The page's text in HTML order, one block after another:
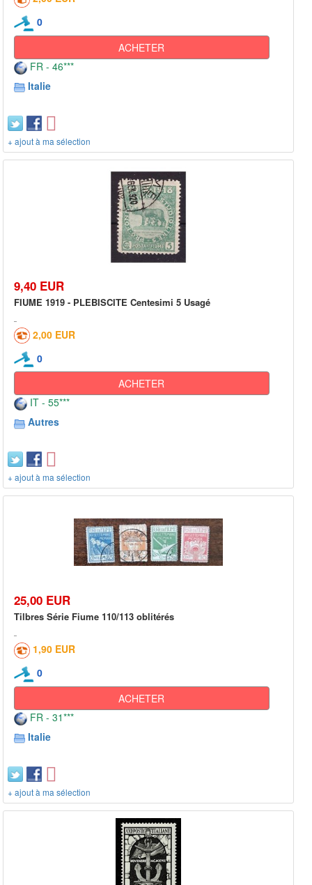
0
ACHETER
FR - 46***
Italie
+ ajout à ma sélection
9,40 EUR
FIUME 1919 - PLEBISCITE Centesimi 5 Usagé
2,00 EUR
0
ACHETER
IT - 55***
Autres
+ ajout à ma sélection
25,00 EUR
Tilbres Série Fiume 110/113 oblitérés
1,90 EUR
0
ACHETER
FR - 31***
Italie
+ ajout à ma sélection